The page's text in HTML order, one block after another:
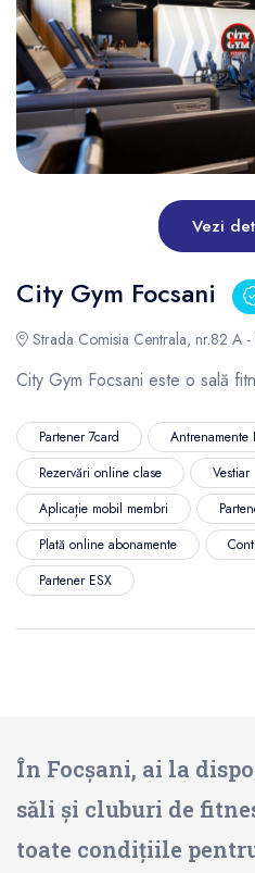
Vezi
City Gym Focsani
Strada Comisia Centrala, nr.82 A -
City Gym Focsani este o sală
Partener 7card Antrenamente
Rezervări online clase
Vestiar
Aplicație mobil membri
Plată online abonamente
Partener ESX
În Focșani, ai la
săli și cluburi de
toate condițiile